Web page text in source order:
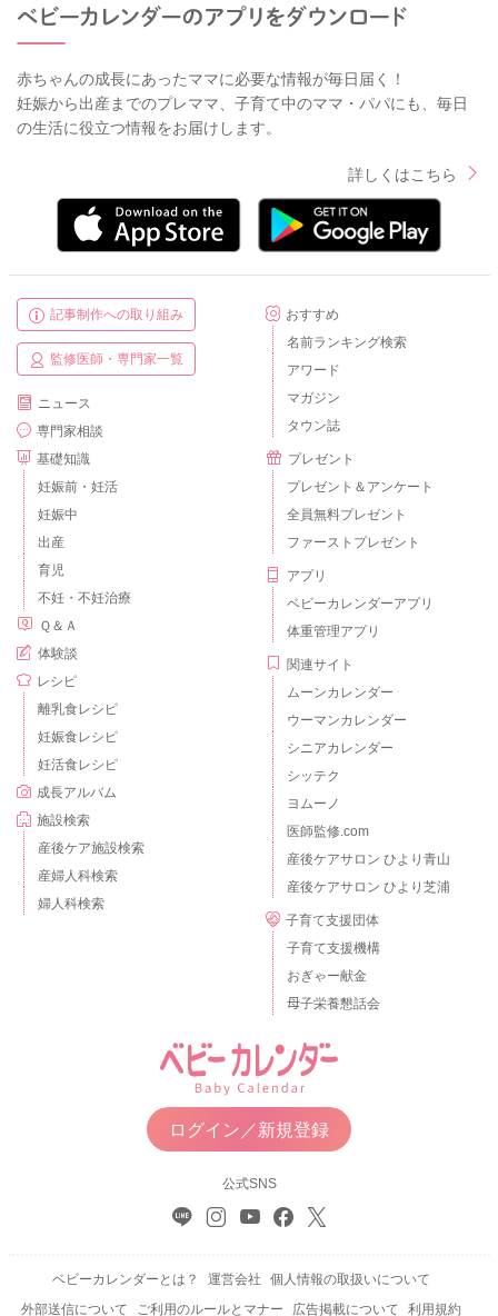
赤ちゃんの成長にあったママに必要な情報が毎日届く！
妊娠から出産までのプレママ、子育て中のママ・パパにも、毎日
の生活に役立つ情報をお届けします。
詳しくはこちら
記事制作への取り組み
監修医師・専門家一覧
ニュース
専門家相談
基礎知識
妊娠前・妊活
妊娠中
出産
育児
不妊・不妊治療
Ｑ＆Ａ
体験談
レシピ
離乳食レシピ
妊娠食レシピ
妊活食レシピ
成長アルバム
施設検索
産後ケア施設検索
産婦人科検索
婦人科検索
おすすめ
名前ランキング検索
アワード
マガジン
タウン誌
プレゼント
プレゼント＆アンケート
全員無料プレゼント
ファーストプレゼント
アプリ
ベビーカレンダーアプリ
体重管理アプリ
関連サイト
ムーンカレンダー
ウーマンカレンダー
シニアカレンダー
シッテク
ヨムーノ
医師監修.com
産後ケアサロン ひより青山
産後ケアサロン ひより芝浦
子育て支援団体
子育て支援機構
おぎゃー献金
母子栄養懇話会
ログイン／新規登録
公式SNS
ベビーカレンダーとは？ 運営会社
個人情報の取扱いについて
外部送信について
ご利用のルールとマナー 広告掲載について 利用規約